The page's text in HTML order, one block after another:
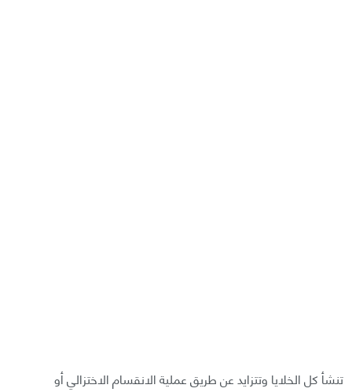
تنشأ كل الخلايا وتتزايد عن طريق عملية الانقسام الاختزالي أو